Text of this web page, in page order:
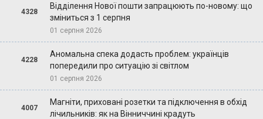
4328
Відділення Нової пошти запрацюють по-новому: що
зміниться з 1 серпня
01 серпня 2026
4228
Аномальна спека додасть проблем: українців
попередили про ситуацію зі світлом
01 серпня 2026
4007
Магніти, приховані розетки та підключення в обхід
лічильників: як на Вінниччині крадуть